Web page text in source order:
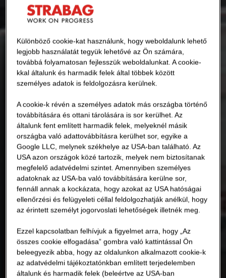
Különböző cookie-kat használunk, hogy weboldalunk lehető
legjobb használatát tegyük lehetővé az Ön számára,
továbbá folyamatosan fejlesszük weboldalunkat. A cookie-
kkal általunk és harmadik felek által többek között
személyes adatok is feldolgozásra kerülnek.
A cookie-k révén a személyes adatok más országba történő
továbbítására és ottani tárolására is sor kerülhet. Az
általunk fent említett harmadik felek, melyeknél másik
országba való adattovábbításra kerülhet sor, egyike a
Google LLC, melynek székhelye az USA-ban található. Az
USA azon országok közé tartozik, melyek nem biztosítanak
megfelelő adatvédelmi szintet. Amennyiben személyes
adatoknak az USA-ba való továbbítására kerülne sor,
fennáll annak a kockázata, hogy azokat az USA hatóságai
ellenőrzési és felügyeleti céllal feldolgozhatják anélkül, hogy
az érintett személyt jogorvoslati lehetőségek illetnék meg.
Ezzel kapcsolatban felhívjuk a figyelmet arra, hogy „Az
összes cookie elfogadása” gombra való kattintással Ön
beleegyezik abba, hogy az oldalunkon alkalmazott cookie-k
az adatvédelmi tájékoztatónkban említett terjedelemben
általunk és harmadik felek (beleértve az USA-ban